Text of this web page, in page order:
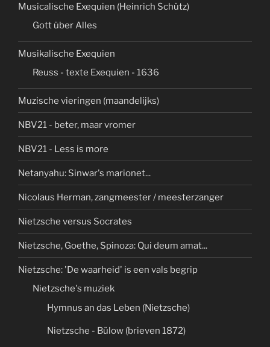
Musicalische Exequien (Heinrich Schütz)
Gott über Alles
Musikalische Exequien
Reuss - texte Exequien - 1636
Muzische vieringen (maandelijks)
NBV21 - beter, maar vromer
NBV21 - Less is more
Netanyahu: Sinwar's marionet...
Nicolaus Herman, zangmeester / meesterzanger
Nietzsche versus Socrates
Nietzsche, Goethe, Spinoza: Qui deum amat...
Nietzsche: 'De waarheid' is een vals begrip
Nietzsche's muziek
Hymnus an das Leben (Nietzsche)
Nietzsche - Bülow (brieven 1872)